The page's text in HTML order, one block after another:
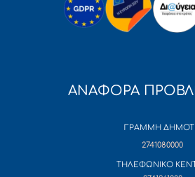
ΑΝΑΦΟΡΑ
ΓΡΑΜΜΗ
2741080000
ΤΗΛΕΦΩΝΙΚΟ